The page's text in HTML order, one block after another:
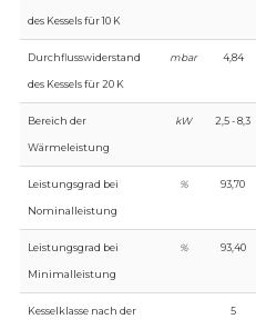
des Kessels für 10 K
Durchflusswiderstand
des Kessels für 20 K
mbar 4,84
Bereich der
Wärmeleistung
kW 2,5 - 8,3
Leistungsgrad bei
Nominalleistung
% 93,70
Leistungsgrad bei
Minimalleistung
% 93,40
Kesselklasse nach der 5